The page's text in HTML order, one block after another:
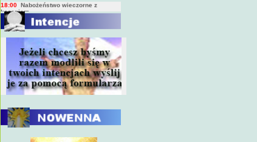
10:00 Niedzielna Msza święta w miarę
możliwości ks. Piotra